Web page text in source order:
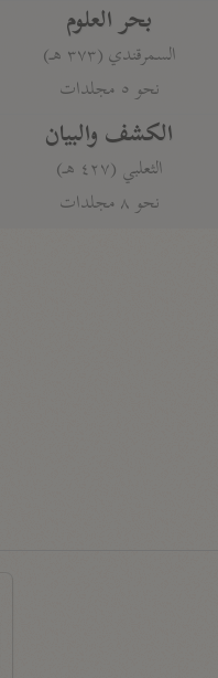
بحر العلوم
السمرقندي (٣٧٣ هـ)
نحو ٥ مجلدات
الكشف والبيان
الثعلبي (٤٢٧ هـ)
نحو ٨ مجلدات